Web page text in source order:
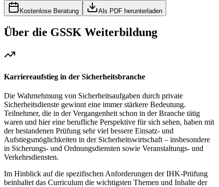
Kostenlose Beratung Als PDF herunterladen
Über die GSSK Weiterbildung
Karriereaufstieg in der Sicherheitsbranche
Die Wahrnehmung von Sicherheitsaufgaben durch private
Sicherheitsdienste gewinnt eine immer stärkere Bedeutung.
Teilnehmer, die in der Vergangenheit schon in der Branche tätig
waren und hier eine berufliche Perspektive für sich sehen, haben mit
der bestandenen Prüfung sehr viel bessere Einsatz- und
Aufstiegsmöglichkeiten in der Sicherheitswirtschaft – insbesondere
in Sicherungs- und Ordnungsdiensten sowie Veranstaltungs- und
Verkehrsdiensten.
Im Hinblick auf die spezifischen Anforderungen der IHK-Prüfung
beinhaltet das Curriculum die wichtigsten Themen und Inhalte der